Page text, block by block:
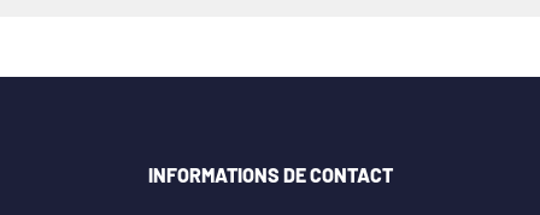
INFORMATIONS DE CONTACT